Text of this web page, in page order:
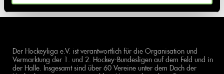
Der Hockeyliga e.V. ist verantwortlich für die Organisation und
Vermarktung der 1. und 2. Hockey-Bundesligen auf dem Feld und in
der Halle. Insgesamt sind über 60 Vereine unter dem Dach der